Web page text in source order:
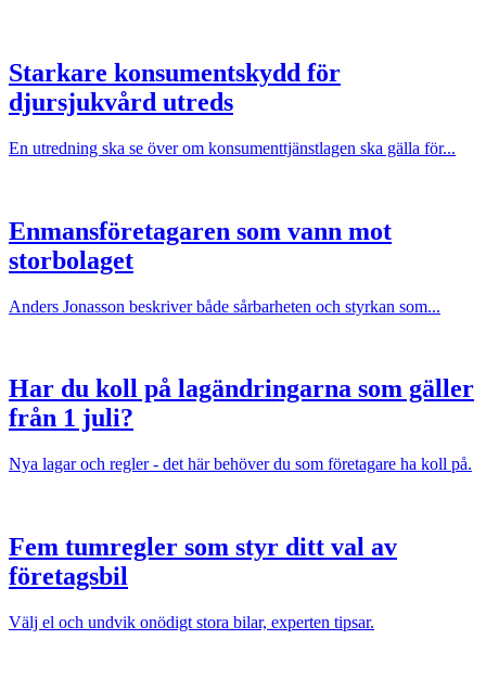
Starkare konsumentskydd för
djursjukvård utreds
En utredning ska se över om konsumenttjänstlagen ska gälla för...
Enmansföretagaren som vann mot
storbolaget
Anders Jonasson beskriver både sårbarheten och styrkan som...
Har du koll på lagändringarna som gäller
från 1 juli?
Nya lagar och regler - det här behöver du som företagare ha koll på.
Fem tumregler som styr ditt val av
företagsbil
Välj el och undvik onödigt stora bilar, experten tipsar.